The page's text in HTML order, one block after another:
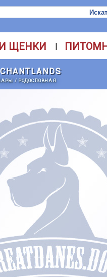
ЩЕНКИ |
/ РОДОСЛОВНАЯ